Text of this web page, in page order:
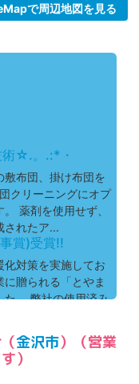
で周辺地図を見る
術☆.。.:*・
布団、掛け布団を
クリーニングにオプ
薬剤を使用せず、
されたア...
賞)受賞!!
対策を実施してお
贈られる「とやま
た。 弊社の使用済み
金沢市）（営業
）